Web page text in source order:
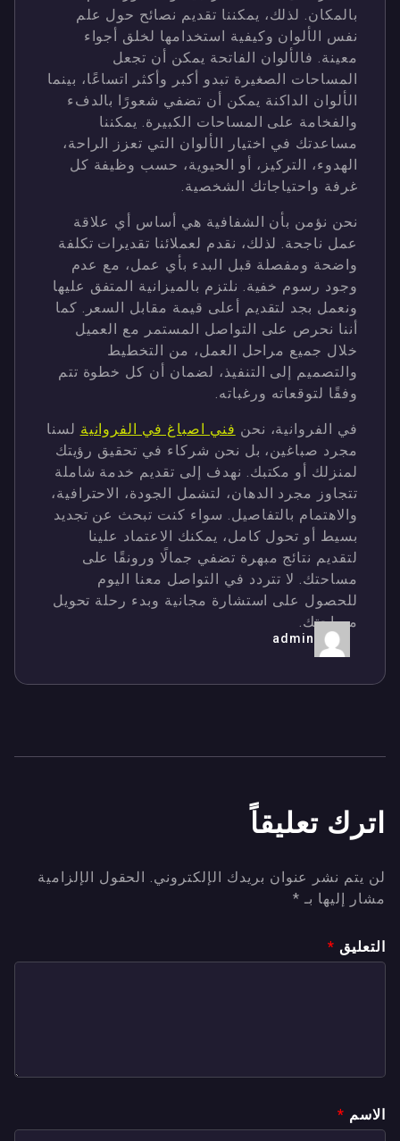
بالمكان. لذلك، يمكننا تقديم نصائح حول علم
نفس الألوان وكيفية استخدامها لخلق أجواء
معينة. فالألوان الفاتحة يمكن أن تجعل
المساحات الصغيرة تبدو أكبر وأكثر اتساعًا، بينما
الألوان الداكنة يمكن أن تضفي شعورًا بالدفء
والفخامة على المساحات الكبيرة. يمكننا
مساعدتك في اختيار الألوان التي تعزز الراحة،
الهدوء، التركيز، أو الحيوية، حسب وظيفة كل
غرفة واحتياجاتك الشخصية.
نحن نؤمن بأن الشفافية هي أساس أي علاقة
عمل ناجحة. لذلك، نقدم لعملائنا تقديرات تكلفة
واضحة ومفصلة قبل البدء بأي عمل، مع عدم
وجود رسوم خفية. نلتزم بالميزانية المتفق عليها
ونعمل بجد لتقديم أعلى قيمة مقابل السعر. كما
أننا نحرص على التواصل المستمر مع العميل
خلال جميع مراحل العمل، من التخطيط
والتصميم إلى التنفيذ، لضمان أن كل خطوة تتم
وفقًا لتوقعاته ورغباته.
في الفروانية، نحنفني اصباغ في الفروانيةلسنا
مجرد صباغين، بل نحن شركاء في تحقيق رؤيتك
لمنزلك أو مكتبك. نهدف إلى تقديم خدمة شاملة
تتجاوز مجرد الدهان، لتشمل الجودة، الاحترافية،
والاهتمام بالتفاصيل. سواء كنت تبحث عن تجديد
بسيط أو تحول كامل، يمكنك الاعتماد علينا
لتقديم نتائج مبهرة تضفي جمالًا ورونقًا على
مساحتك. لا تتردد في التواصل معنا اليوم
للحصول على استشارة مجانية وبدء رحلة تحويل
مساحتك.
admin
اترك تعليقاً
لن يتم نشر عنوان بريدك الإلكتروني.
الحقول الإلزامية
مشار إليها بـ*
التعليق*
الاسم*